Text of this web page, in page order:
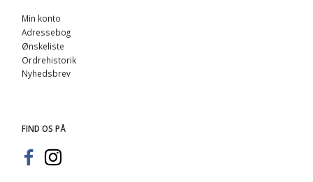
Min konto
Adressebog
Ønskeliste
Ordrehistorik
Nyhedsbrev
FIND OS PÅ